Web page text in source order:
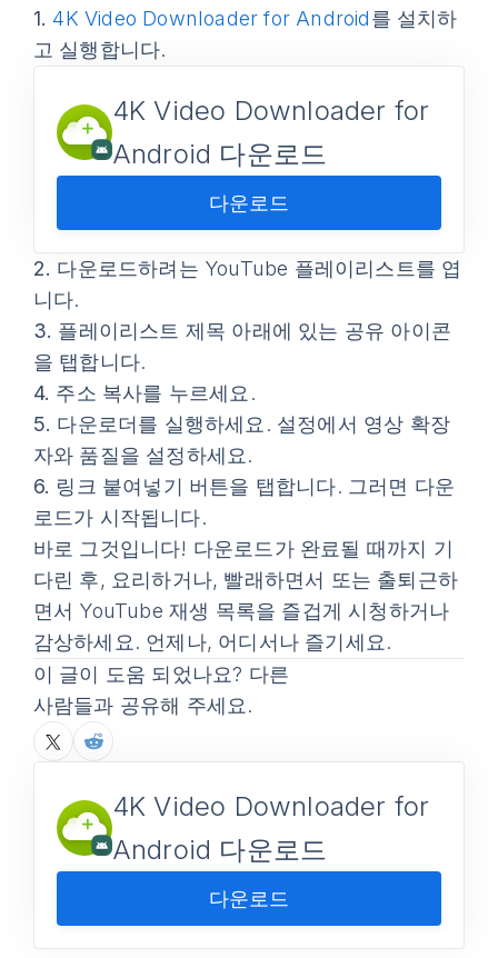
1. 4K Video Downloader for Android를 설치하
고 실행합니다.
4K Video Downloader for
Android 다운로드
다운로드
2. 다운로드하려는 YouTube 플레이리스트를 엽
니다.
3. 플레이리스트 제목 아래에 있는 공유 아이콘
을 탭합니다.
4. 주소 복사를 누르세요.
5. 다운로더를 실행하세요. 설정에서 영상 확장
자와 품질을 설정하세요.
6. 링크 붙여넣기 버튼을 탭합니다. 그러면 다운
로드가 시작됩니다.
바로 그것입니다! 다운로드가 완료될 때까지 기
다린 후, 요리하거나, 빨래하면서 또는 출퇴근하
면서 YouTube 재생 목록을 즐겁게 시청하거나
감상하세요. 언제나, 어디서나 즐기세요.
이 글이 도움 되었나요? 다른
사람들과 공유해 주세요.
4K Video Downloader for
Android 다운로드
다운로드